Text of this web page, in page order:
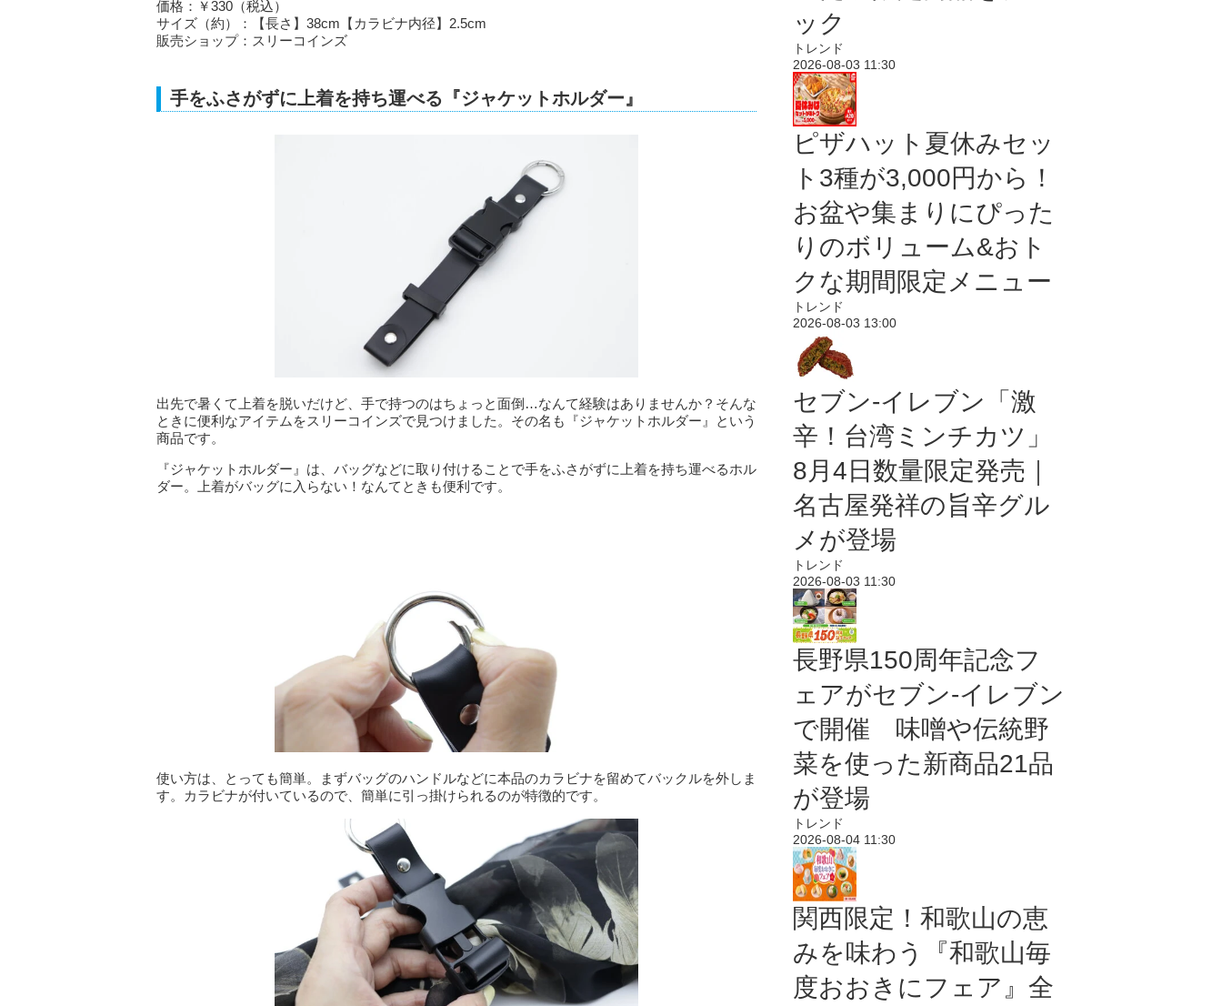
価格：￥330（税込）
サイズ（約）：【長さ】38cm【カラビナ内径】2.5cm
販売ショップ：スリーコインズ
手をふさがずに上着を持ち運べる『ジャケットホルダー』
出先で暑くて上着を脱いだけど、手で持つのはちょっと面倒…なんて経験はありませんか？そんな
ときに便利なアイテムをスリーコインズで見つけました。その名も『ジャケットホルダー』という
商品です。
『ジャケットホルダー』は、バッグなどに取り付けることで手をふさがずに上着を持ち運べるホル
ダー。上着がバッグに入らない！なんてときも便利です。
使い方は、とっても簡単。まずバッグのハンドルなどに本品のカラビナを留めてバックルを外しま
す。カラビナが付いているので、簡単に引っ掛けられるのが特徴的です。
ック
トレンド
2026-08-03 11:30
ピザハット夏休みセッ
ト3種が3,000円から！
お盆や集まりにぴった
りのボリューム&おト
クな期間限定メニュー
トレンド
2026-08-03 13:00
セブン-イレブン「激
辛！台湾ミンチカツ」
8月4日数量限定発売｜
名古屋発祥の旨辛グル
メが登場
トレンド
2026-08-03 11:30
長野県150周年記念フ
ェアがセブン-イレブン
で開催 味噌や伝統野
菜を使った新商品21品
が登場
トレンド
2026-08-04 11:30
関西限定！和歌山の恵
みを味わう『和歌山毎
度おおきにフェア』全